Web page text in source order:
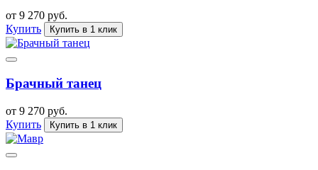
от 9 270 руб.
Купить
Купить в 1 клик
Брачный танец
от 9 270 руб.
Купить
Купить в 1 клик